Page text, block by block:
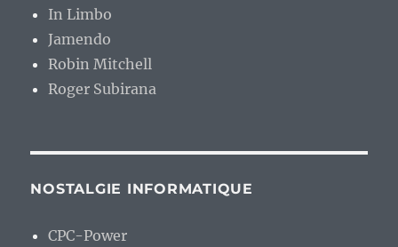
In Limbo
Jamendo
Robin Mitchell
Roger Subirana
NOSTALGIE INFORMATIQUE
CPC-Power